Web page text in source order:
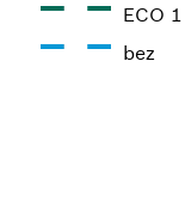
ECO 1
bez